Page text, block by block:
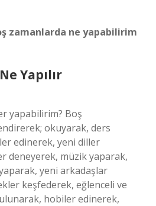
zamanlarda ne yapabilirim
Yapılır
yapabilirim? Boş
okuyarak, ders
edinerek, yeni diller
deneyerek, müzik yaparak,
yeni arkadaşlar
keşfederek, eğlenceli ve
hobiler edinerek,